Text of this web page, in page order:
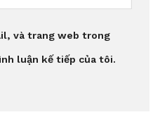
và trang web trong
luận kế tiếp của tôi.